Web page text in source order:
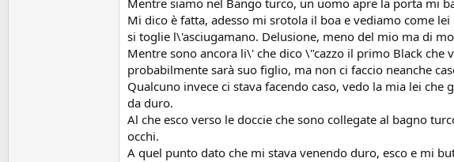
Mentre siamo nel Bango turco, un uomo apre la porta mi
Mi dico è fatta, adesso mi srotola il boa e vediamo come lei
si toglie l\'asciugamano. Delusione, meno del mio ma di
Mentre sono ancora li\' che dico \"cazzo il primo Black
probabilmente sarà suo figlio, ma non ci faccio neanche
Qualcuno invece ci stava facendo caso, vedo la mia lei
da duro.
Al che esco verso le doccie che sono collegate al bagno
occhi.
A quel punto dato che mi stava venendo duro, esco e mi